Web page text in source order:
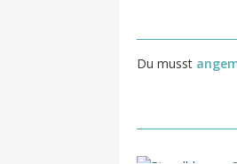
Du musst